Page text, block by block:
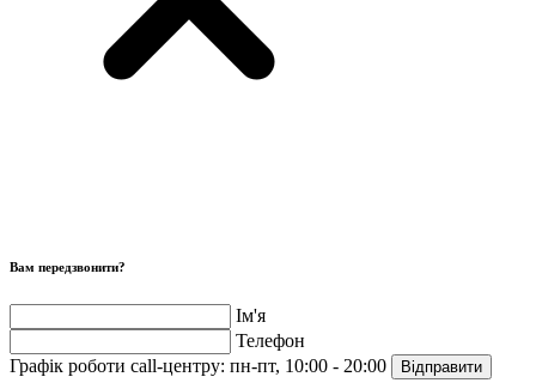
Вам передзвонити?
Ім'я
Телефон
Графік роботи call-центру: пн-пт, 10:00 - 20:00 Відправити